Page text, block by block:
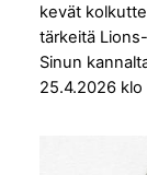
kevät
tärkeitä
Sinun
25.4.2026 klo